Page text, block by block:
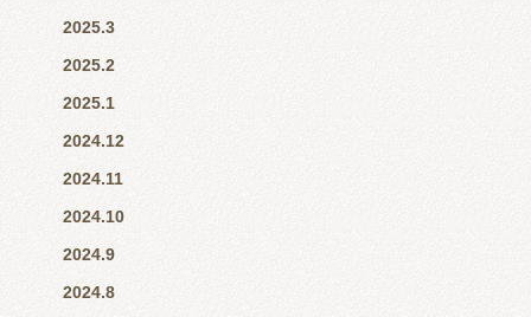
2025.3
2025.2
2025.1
2024.12
2024.11
2024.10
2024.9
2024.8